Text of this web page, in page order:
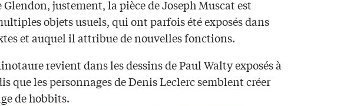
justement, la pièce de Joseph Muscat est
objets usuels, qui ont parfois été exposés dans
et auquel il attribue de nouvelles fonctions.
revient dans les dessins de Paul Walty exposés à
que les personnages de Denis Leclerc semblent créer
de hobbits.